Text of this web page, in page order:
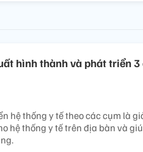
hình thành và phát triển 3
hệ thống y tế theo các cụm là
hệ thống y tế trên địa bàn và